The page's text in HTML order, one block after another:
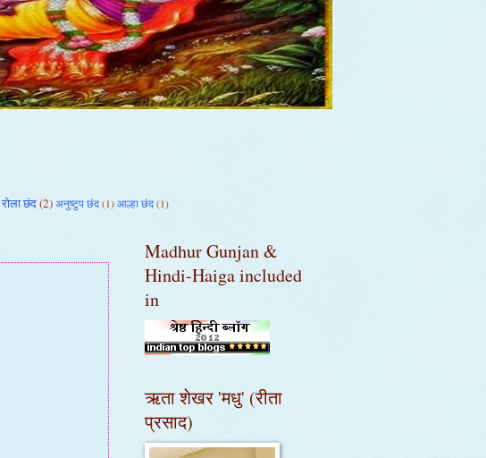
रोला छंद(2) अनुष्टुप छंद (1) आल्हा छंद (1)
Madhur Gunjan &
Hindi-Haiga included
in
ऋता शेखर 'मधु' (रीता
प्रसाद)